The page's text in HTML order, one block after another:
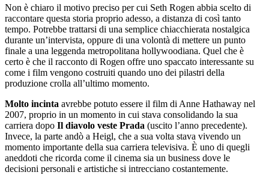
Non è chiaro il motivo preciso per cui Seth Rogen abbia scelto di
raccontare questa storia proprio adesso, a distanza di così tanto
tempo. Potrebbe trattarsi di una semplice chiacchierata nostalgica
durante un’intervista, oppure di una volontà di mettere un punto
finale a una leggenda metropolitana hollywoodiana. Quel che è
certo è che il racconto di Rogen offre uno spaccato interessante su
come i film vengono costruiti quando uno dei pilastri della
produzione crolla all’ultimo momento.
Molto incinta avrebbe potuto essere il film di Anne Hathaway nel
2007, proprio in un momento in cui stava consolidando la sua
carriera dopo Il diavolo veste Prada (uscito l’anno precedente).
Invece, la parte andò a Heigl, che a sua volta stava vivendo un
momento importante della sua carriera televisiva. È uno di quegli
aneddoti che ricorda come il cinema sia un business dove le
decisioni personali e artistiche si intrecciano costantemente.